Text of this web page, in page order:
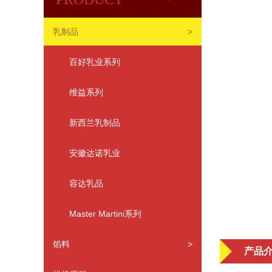
乳制品 >
百好乳业系列
维益系列
新西兰乳制品
安徽达诺乳业
容达乳品
Master Martini系列
馅料 >
产品